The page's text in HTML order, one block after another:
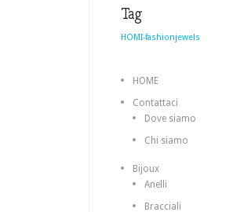
Tag
HOMI-fashionjewels
HOME
Contattaci
Dove siamo
Chi siamo
Bijoux
Anelli
Bracciali